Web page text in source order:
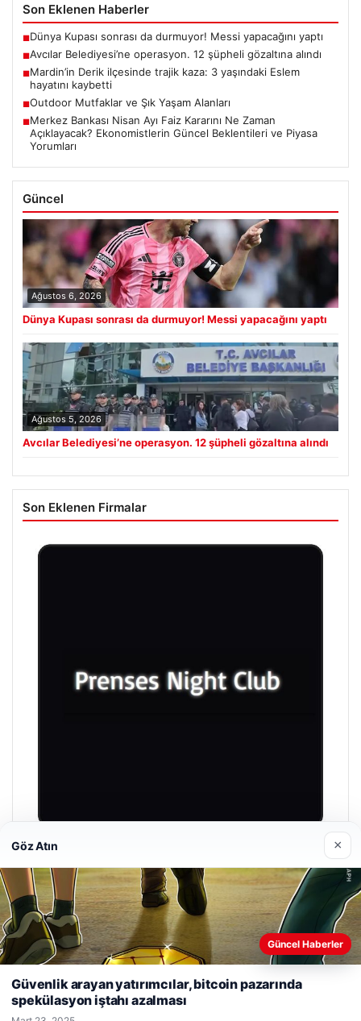
Son Eklenen Haberler
■Dünya Kupası sonrası da durmuyor! Messi yapacağını yaptı
■Avcılar Belediyesi’ne operasyon. 12 şüpheli gözaltına alındı
■Mardin’in Derik ilçesinde trajik kaza: 3 yaşındaki Eslem
hayatını kaybetti
■Outdoor Mutfaklar ve Şık Yaşam Alanları
■Merkez Bankası Nisan Ayı Faiz Kararını Ne Zaman
Açıklayacak? Ekonomistlerin Güncel Beklentileri ve Piyasa
Yorumları
Güncel
Ağustos 6, 2026
Dünya Kupası sonrası da durmuyor! Messi yapacağını yaptı
Ağustos 5, 2026
Avcılar Belediyesi’ne operasyon. 12 şüpheli gözaltına alındı
Son Eklenen Firmalar
Nisan 29, 2026
© 2026 Haber Alan
Web sitemizi nasıl kullandığınızı daha iyi anlayabilmek,
kullanıyoruz.Çerez Politikamız
Reddet
Göz Atın ×
Güncel Haberler
Güvenlik arayan yatırımcılar, bitcoin pazarında
spekülasyon iştahı azalması